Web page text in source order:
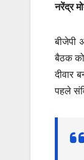
नरेंद्र
बीजेपी
बैठक को
दीवार
पहले